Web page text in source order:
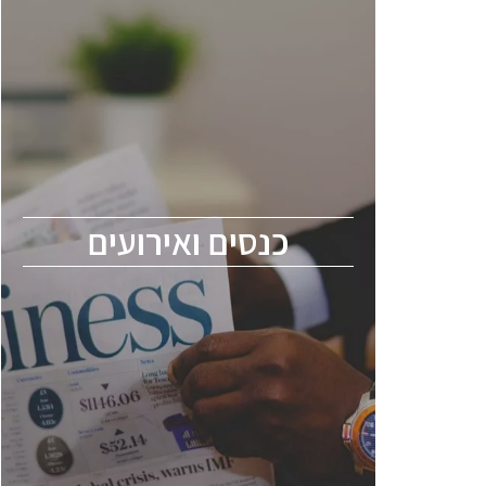
כנסים ואירועים
כנסים ואירועים
הסמיקונדקטור כולל מהנדסים, מומחים מקצועיים
ChipEx2026 will be held on May 12-13,
2026. The conference is intended for
everyone involved in the semiconductor
industry, including engineers, professional
experts, and senior executives.
לחץ לפרטים